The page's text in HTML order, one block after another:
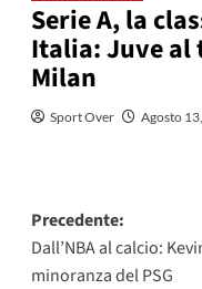
Serie A, la
Italia: Juve al
Milan
Sport Over Agosto
Navigazione
articolo
Precedente:
Dall’NBA al calcio:
minoranza del PSG